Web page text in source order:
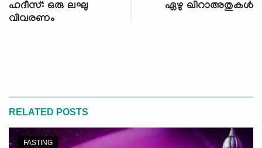
ഹദീസ്: ഒരു ലഘു
വിവരണം
ഏഴു ഖിറാഅതുകള്‍
RELATED POSTS
FASTING